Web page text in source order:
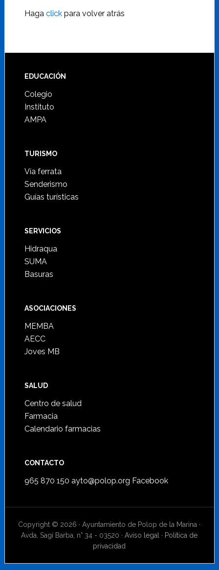
Haga clickpara volver atrás
Footer
EDUCACIÓN
Colegio
Instituto
AMPA
TURISMO
Vía ferrata
Senderismo
Guías turísticas
SERVICIOS
Hidraqua
SUMA
Basuras
ASOCIACIONES
MEMBA
AECC
Joves MB
SALUD
Centro de salud
Farmacia
Calendario farmacias
CONTACTO
965 870 150 ayto@polop.org Facebook
Copyright © 2026 · Ayuntamiento de Polop de la Marina ·
Avda. Sagi Barba, n° 34 - 03520 ·Aviso legal · Política de
privacidad